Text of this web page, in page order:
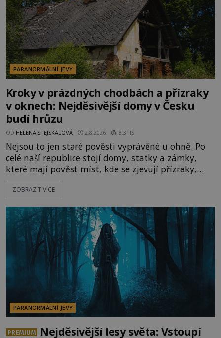
PARANORMÁLNÍ JEVY
Kroky v prázdných chodbách a přízraky
v oknech: Nejděsivější domy v Česku
budí hrůzu
OD HELENA STEJSKALOVÁ 2.8.2026 3.3TIS
Nejsou to jen staré pověsti vyprávěné u ohně. Po
celé naší republice stojí domy, statky a zámky,
které mají pověst míst, kde se zjevují přízraky,
ozývají nevysvětlitelné zvuky nebo se dějí podivné
jevy. Zatímco historici většinou hledají racionální
lokality vykazují nápadně podobná svědectví po
celé generace. A právě tato opakující se svědectví
ZOBRAZIT VÍCE
PARANORMÁLNÍ JEVY
PREMIUM
Nejděsivější lesy světa: Vstoupí